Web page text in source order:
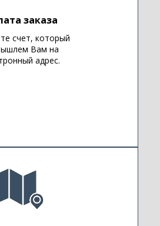
заказа
счет, который
Вам на
адрес.